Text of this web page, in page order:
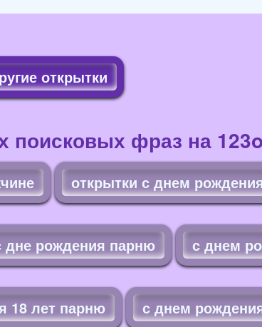
открытки
поисковых фраз на
открытки с днем
дне рождения парню с днем
18 лет парню с днем